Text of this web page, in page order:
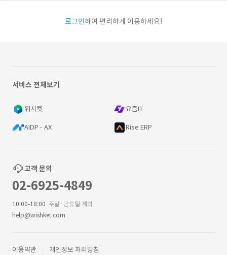
로그인하여 편리하게 이용하세요!
서비스 전체보기
위시켓 요즘IT
AIDP - AX Rise ERP
고객 문의
02-6925-4849
10:00-18:00 주말·공휴일 제외
help@wishket.com
이용약관 개인정보 처리방침